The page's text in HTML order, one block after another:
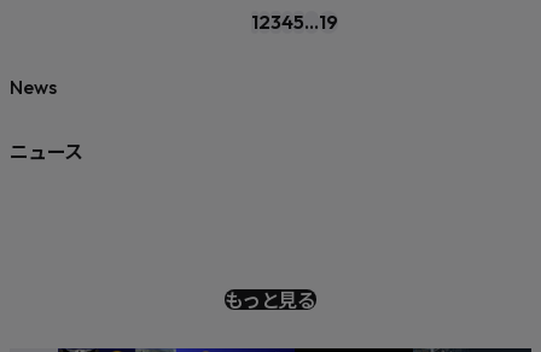
12345...19
News
ニュース
もっと見る